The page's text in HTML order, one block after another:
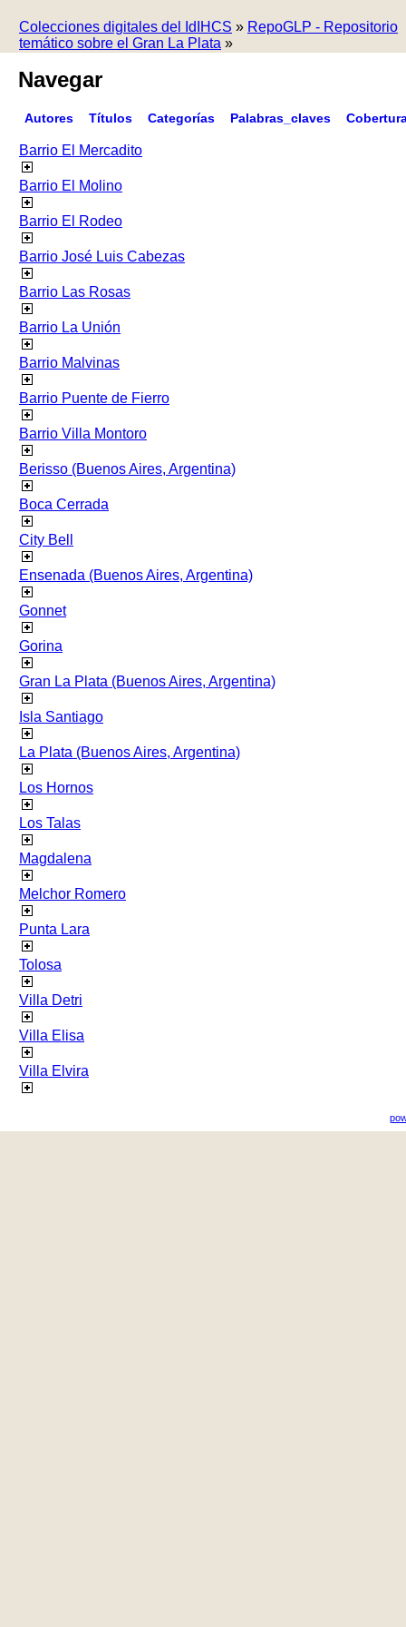
Colecciones digitales del IdIHCS » RepoGLP - Repositorio
temático sobre el Gran La Plata »
Navegar
Autores Títulos Categorías Palabras_claves
Barrio El Mercadito
Barrio El Molino
Barrio El Rodeo
Barrio José Luis Cabezas
Barrio Las Rosas
Barrio La Unión
Barrio Malvinas
Barrio Puente de Fierro
Barrio Villa Montoro
Berisso (Buenos Aires, Argentina)
Boca Cerrada
City Bell
Ensenada (Buenos Aires, Argentina)
Gonnet
Gorina
Gran La Plata (Buenos Aires, Argentina)
Isla Santiago
La Plata (Buenos Aires, Argentina)
Los Hornos
Los Talas
Magdalena
Melchor Romero
Punta Lara
Tolosa
Villa Detri
Villa Elisa
Villa Elvira